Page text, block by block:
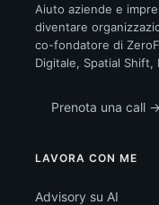
Aiuto aziende e
diventare
co-fondatore di
Digitale, Spatial
Prenota una call →
LAVORA CON ME
Advisory su AI